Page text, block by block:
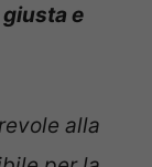
e
alla